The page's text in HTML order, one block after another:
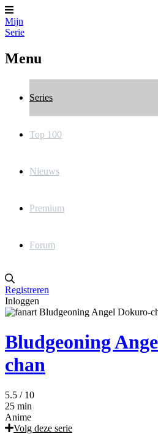
Mijn
Serie
Menu
Series
Top 100
Nieuws
Premium
Forum
Registreren
Inloggen
Bludgeoning
chan
5.5 / 10
25 min
Anime
Volg deze serie